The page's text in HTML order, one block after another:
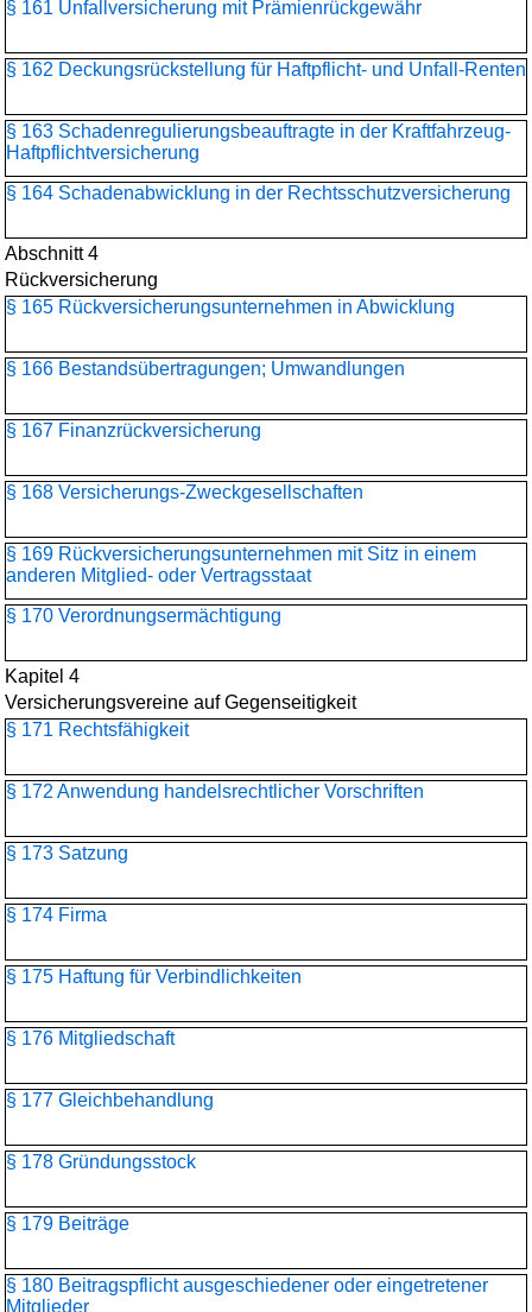
§ 161 Unfallversicherung mit Prämienrückgewähr
§ 162 Deckungsrückstellung für Haftpflicht- und Unfall-Renten
§ 163 Schadenregulierungs­beauftragte in der Kraftfahrzeug-
Haftpflichtversicherung
§ 164 Schadenabwicklung in der Rechtsschutzversicherung
Abschnitt 4
Rückversicherung
§ 165 Rückversicherungs­unternehmen in Abwicklung
§ 166 Bestandsübertragungen; Umwandlungen
§ 167 Finanzrückversicherung
§ 168 Versicherungs-Zweckgesellschaften
§ 169 Rückversicherungs­unternehmen mit Sitz in einem
anderen Mitglied- oder Vertragsstaat
§ 170 Verordnungsermächtigung
Kapitel 4
Versicherungsvereine auf Gegenseitigkeit
§ 171 Rechtsfähigkeit
§ 172 Anwendung handelsrechtlicher Vorschriften
§ 173 Satzung
§ 174 Firma
§ 175 Haftung für Verbindlichkeiten
§ 176 Mitgliedschaft
§ 177 Gleichbehandlung
§ 178 Gründungsstock
§ 179 Beiträge
§ 180 Beitragspflicht ausgeschiedener oder eingetretener
Mitglieder